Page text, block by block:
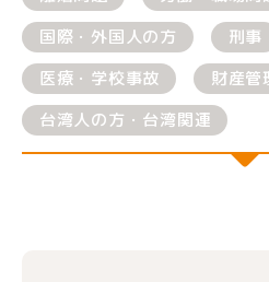
国際・外国人の方
刑事
医療・学校事故
財産管
台湾人の方・台湾関連